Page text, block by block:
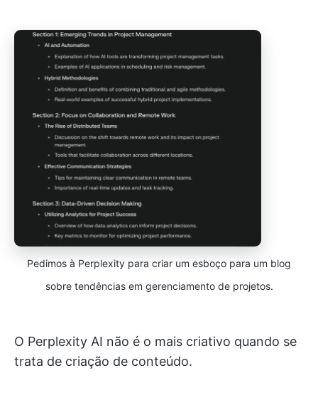
Pedimos à Perplexity para criar um esboço para um blog
sobre tendências em gerenciamento de projetos.
O Perplexity AI não é o mais criativo quando se
trata de criação de conteúdo.